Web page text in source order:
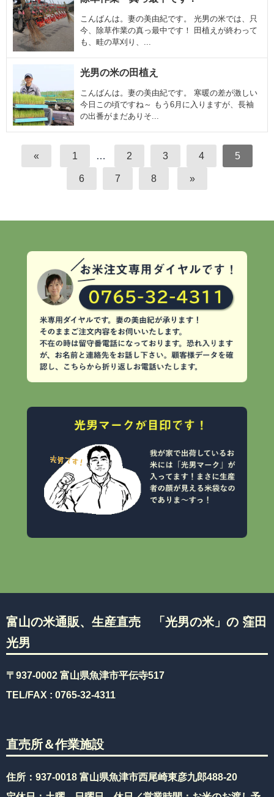
こんばんは。妻の美由紀です。 光男の米では、只
今、除草作業の真っ最中です！ 田植えが終わって
も、畦の草刈り、...
光男の米の田植え
こんばんは。妻の美由紀です。 寒暖の差が激しい
今日この頃ですね～ もう6月に入りますが、長袖
の出番がまだありそ...
« 1 … 2 3 4 5
6 7 8 »
富山の米通販、生産直売 「光男の米」の 窪田
光男
〒937-0002 富山県魚津市平伝寺517
TEL/FAX : 0765-32-4311
直売所＆作業施設
住所：937-0018 富山県魚津市西尾崎東彦九郎488-20